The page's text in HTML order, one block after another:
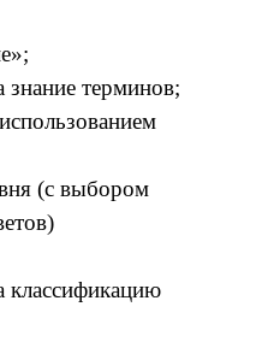
знание терминов;
(с выбором
классификацию